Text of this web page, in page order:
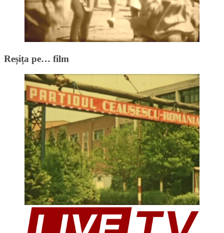
Reșița pe… film